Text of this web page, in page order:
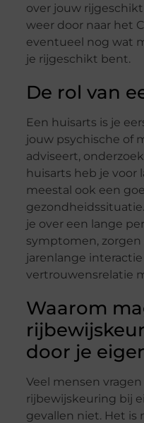
over jouw
weer door naar het
eventueel nog wat
je rijgeschikt bent.
De rol van
Een huisarts is je
jouw psychische of
adviseert,
huisarts heb je voor
meestal ook een
je over een lange
symptomen, zorgen
jarenlange
vertrouwensrelatie
Waarom
door je
Veel mensen
rijbewijskeuring bij
gevallen niet. Het is